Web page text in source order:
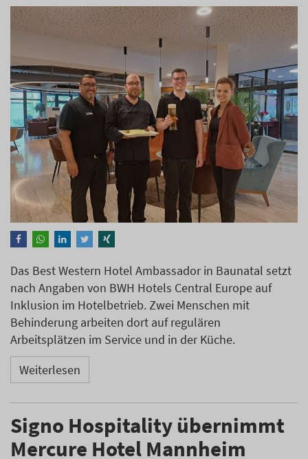
Das Best Western Hotel Ambassador in Baunatal setzt
nach Angaben von BWH Hotels Central Europe auf
Inklusion im Hotelbetrieb. Zwei Menschen mit
Behinderung arbeiten dort auf regulären
Arbeitsplätzen im Service und in der Küche.
Weiterlesen
Signo Hospitality übernimmt
Mercure Hotel Mannheim